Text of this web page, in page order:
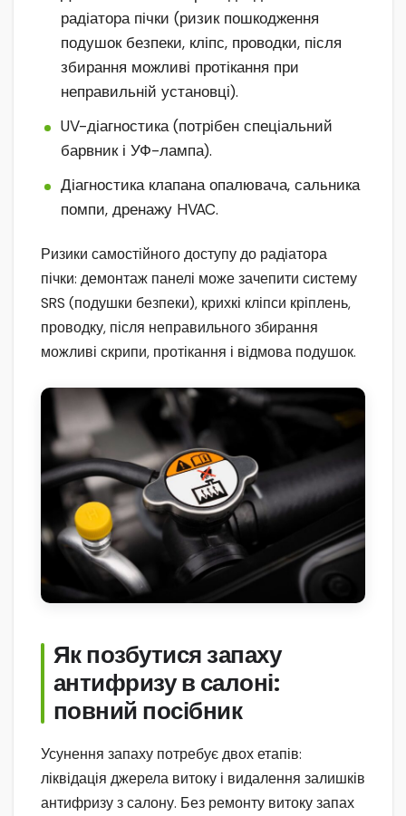
радіатора пічки (ризик пошкодження
подушок безпеки, кліпс, проводки, після
збирання можливі протікання при
неправильній установці).
UV-діагностика (потрібен спеціальний
барвник і УФ-лампа).
Діагностика клапана опалювача, сальника
помпи, дренажу HVAC.
Ризики самостійного доступу до радіатора
пічки: демонтаж панелі може зачепити систему
SRS (подушки безпеки), крихкі кліпси кріплень,
проводку, після неправильного збирання
можливі скрипи, протікання і відмова подушок.
Як позбутися запаху
антифризу в салоні:
повний посібник
Усунення запаху потребує двох етапів:
ліквідація джерела витоку і видалення залишків
антифризу з салону. Без ремонту витоку запах